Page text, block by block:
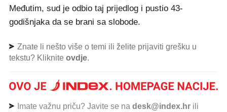
Međutim, sud je odbio taj prijedlog i pustio 43-
godišnjaka da se brani sa slobode.
Znate li nešto više o temi ili želite prijaviti grešku u
tekstu? Kliknite ovdje.
Imate važnu priču? Javite se na desk@index.hr ili